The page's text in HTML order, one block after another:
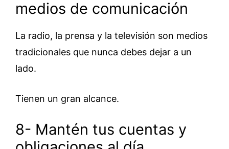
medios de comunicación
La radio, la prensa y la televisión son medios
tradicionales que nunca debes dejar a un
lado.
Tienen un gran alcance.
8- Mantén tus cuentas y